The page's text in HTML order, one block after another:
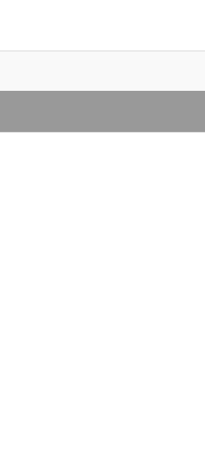
en los ámbitos públicos y
el título de grado y queda
en el MEC y de igual valor que el
por éstos. El campo
Agroveterinarias, Farmacias
Ministerios Agropecuarios y
Zoocriaderos, etc.